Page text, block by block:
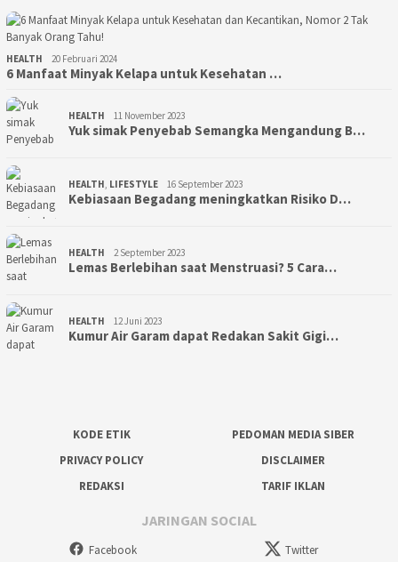
HEALTH 20 Februari 2024
6 Manfaat Minyak Kelapa untuk Kesehatan …
HEALTH 11 November 2023
Yuk simak Penyebab Semangka Mengandung B…
HEALTH, LIFESTYLE 16 September 2023
Kebiasaan Begadang meningkatkan Risiko D…
HEALTH 2 September 2023
Lemas Berlebihan saat Menstruasi? 5 Cara…
HEALTH 12 Juni 2023
Kumur Air Garam dapat Redakan Sakit Gigi…
KODE ETIK
PEDOMAN MEDIA SIBER
PRIVACY POLICY
DISCLAIMER
REDAKSI
TARIF IKLAN
JARINGAN SOCIAL
Facebook Twitter